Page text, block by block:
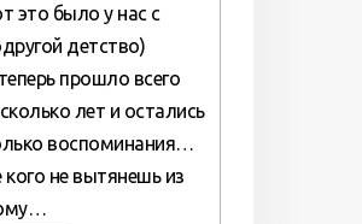
это было у нас с
детство)
прошло всего
лет и остались
воспоминания…
кого не вытянешь из